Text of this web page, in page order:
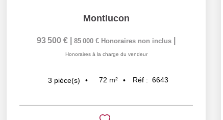
Montlucon
93 500 € 85 000 € Honoraires non inclus
Honoraires à la charge du vendeur
3 pièce(s) 72 m² Réf : 6643